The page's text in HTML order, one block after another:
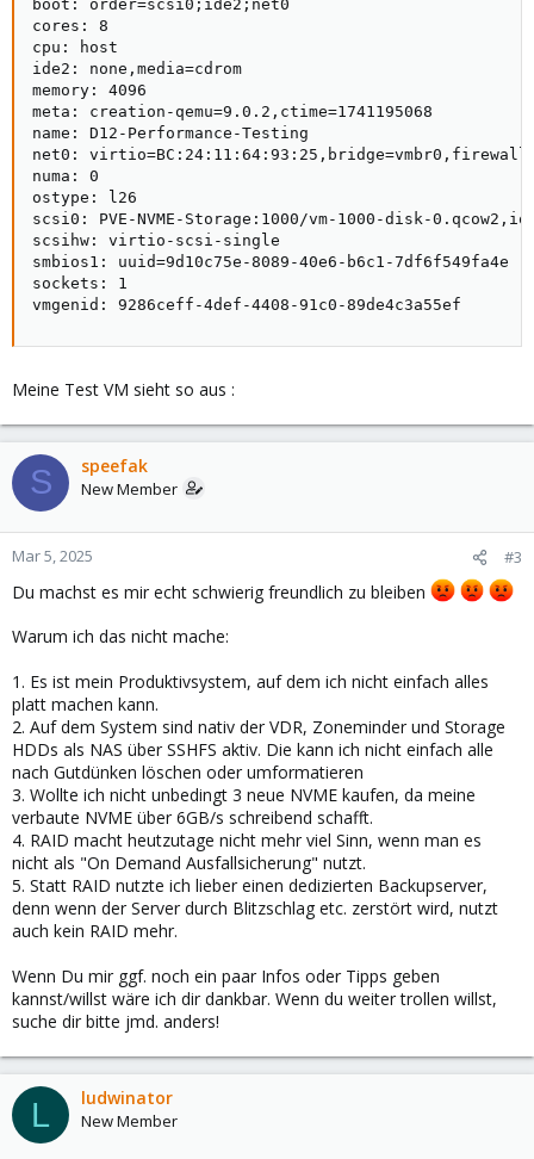
boot: order=scsi0;ide2;net0
cores: 8
cpu: host
ide2: none,media=cdrom
memory: 4096
meta: creation-qemu=9.0.2,ctime=1741195068
name: D12-Performance-Testing
net0:
numa: 0
ostype: l26
scsi0: PVE-NVME-Storage:1000/vm-1000-disk-
scsihw: virtio-scsi-single
smbios1: uuid=9d10c75e-8089-40e6-b6c1-7df6f549fa4e
sockets: 1
vmgenid: 9286ceff-4def-4408-91c0-89de4c3a55ef
Meine Test VM sieht so aus :
S speefak
New Member
Mar 5, 2025 #3
Du machst es mir echt schwierig freundlich zu bleiben
Warum ich das nicht mache:
1. Es ist mein Produktivsystem, auf dem ich nicht einfach alles
platt machen kann.
2. Auf dem System sind nativ der VDR, Zoneminder und Storage
HDDs als NAS über SSHFS aktiv. Die kann ich nicht einfach alle
nach Gutdünken löschen oder umformatieren
3. Wollte ich nicht unbedingt 3 neue NVME kaufen, da meine
verbaute NVME über 6GB/s schreibend schafft.
4. RAID macht heutzutage nicht mehr viel Sinn, wenn man es
nicht als "On Demand Ausfallsicherung" nutzt.
5. Statt RAID nutzte ich lieber einen dedizierten Backupserver,
denn wenn der Server durch Blitzschlag etc. zerstört wird, nutzt
auch kein RAID mehr.
Wenn Du mir ggf. noch ein paar Infos oder Tipps geben
kannst/willst wäre ich dir dankbar. Wenn du weiter trollen willst,
suche dir bitte jmd. anders!
L ludwinator
New Member